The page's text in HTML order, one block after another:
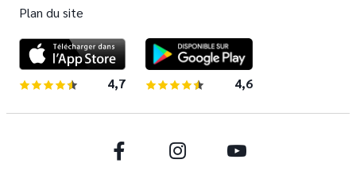
Plan du site
4,7 sur 5 étoiles 4,6sur 5 étoiles
Facebook Instagram Youtube